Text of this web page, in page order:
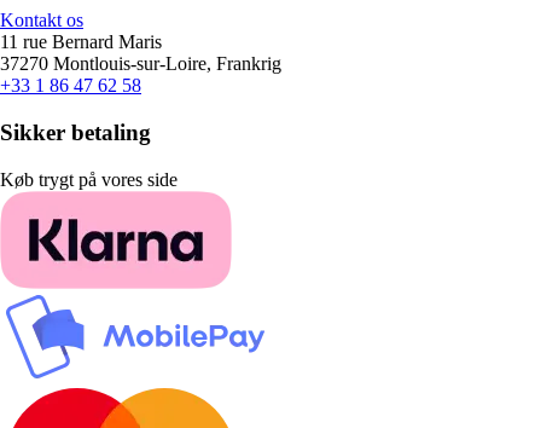
Kontakt os
11 rue Bernard Maris
37270 Montlouis-sur-Loire, Frankrig
+33 1 86 47 62 58
Sikker betaling
Køb trygt på vores side